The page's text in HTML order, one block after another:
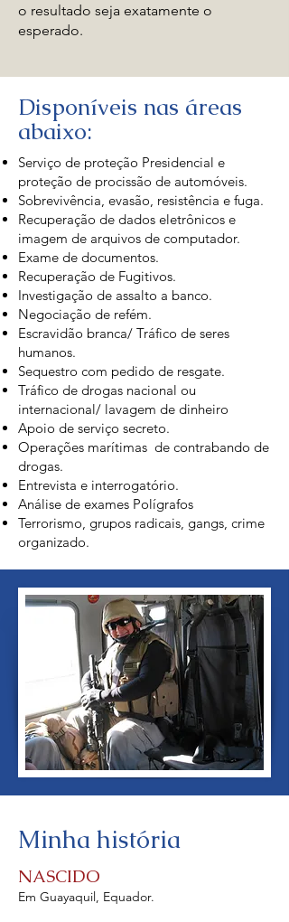
o resultado seja exatamente o
esperado.
Disponíveis nas áreas
abaixo:
Serviço de proteção Presidencial e
proteção de procissão de automóveis.
Sobrevivência, evasão, resistência e fuga.
Recuperação de dados eletrônicos e
imagem de arquivos de computador.
Exame de documentos.
Recuperação de Fugitivos.
Investigação de assalto a banco.
Negociação de refém.
Escravidão branca/ Tráfico de seres
humanos.
Sequestro com pedido de resgate.
Tráfico de drogas nacional ou
internacional/ lavagem de dinheiro
Apoio de serviço secreto.
Operações marítimas de contrabando de
drogas.
Entrevista e interrogatório.
Análise de exames Polígrafos
Terrorismo, grupos radicais, gangs, crime
organizado.
Minha história
NASCIDO
Em Guayaquil, Equador.